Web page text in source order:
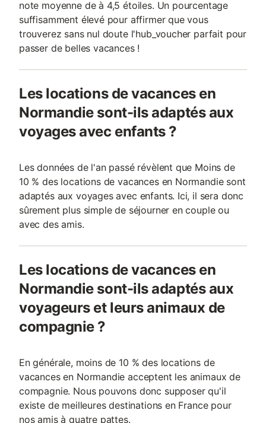
note moyenne de à 4,5 étoiles. Un pourcentage
suffisamment élevé pour affirmer que vous
trouverez sans nul doute l'hub_voucher parfait pour
passer de belles vacances !
Les locations de vacances en
Normandie sont-ils adaptés aux
voyages avec enfants ?
Les données de l'an passé révèlent que Moins de
10 % des locations de vacances en Normandie sont
adaptés aux voyages avec enfants. Ici, il sera donc
sûrement plus simple de séjourner en couple ou
avec des amis.
Les locations de vacances en
Normandie sont-ils adaptés aux
voyageurs et leurs animaux de
compagnie ?
En générale, moins de 10 % des locations de
vacances en Normandie acceptent les animaux de
compagnie. Nous pouvons donc supposer qu'il
existe de meilleures destinations en France pour
nos amis à quatre pattes.